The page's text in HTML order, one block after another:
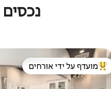
מוביל בקרב נכסים מועדפים על
מועדף על ידי אורחים